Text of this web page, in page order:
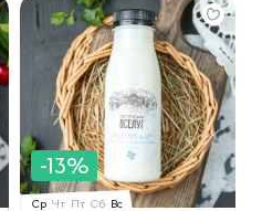
-13%
Ср Чт Пт Сб Вс